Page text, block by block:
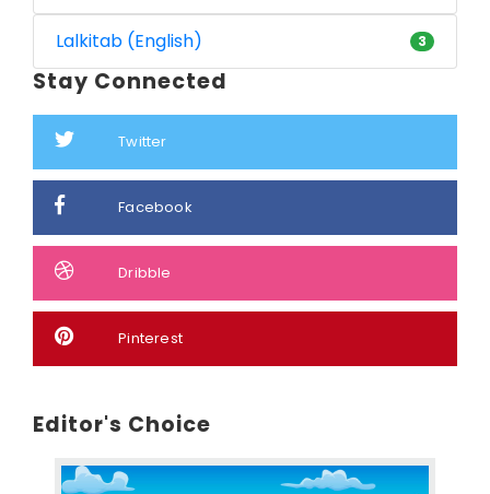
Lalkitab (English) 3
Stay Connected
Twitter
Facebook
Dribble
Pinterest
Editor's Choice